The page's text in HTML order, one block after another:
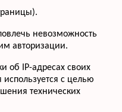
невозможность
авторизации.
об IP-адресах своих
с целью
технических